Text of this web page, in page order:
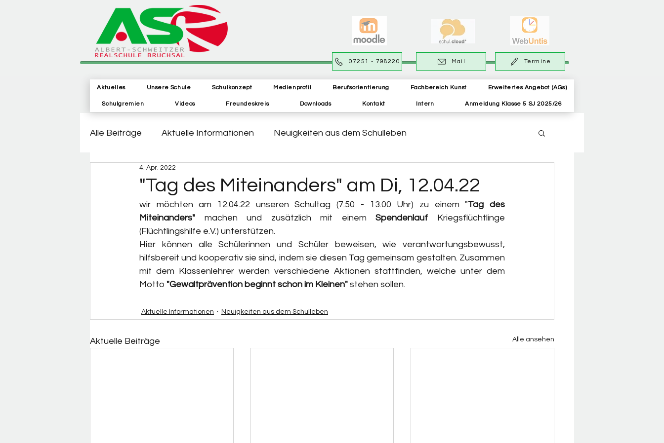
Termine
07251 - 798220 Mail
Aktuelles Unsere Schule Schulkonzept Medienprofil Berufsorientierung Fachbereich Kunst Erweitertes Angebot (AGs)
Schulgremien Videos Freundeskreis Downloads Kontakt Intern Anmeldung Klasse 5 SJ 2025/26
Alle Beiträge Aktuelle Informationen Neuigkeiten aus dem Schulleben
"Tag des Miteinanders" am Di, 12.04.22
4. Apr. 2022
wir möchten am 12.04.22 unseren Schultag (7.50 - 13.00 Uhr) zu einem "Tag des
Miteinanders" machen und zusätzlich mit einem Spendenlauf Kriegsflüchtlinge
(Flüchtlingshilfe e.V.) unterstützen.
Hier können alle Schülerinnen und Schüler beweisen, wie verantwortungsbewusst,
hilfsbereit und kooperativ sie sind, indem sie diesen Tag gemeinsam gestalten. Zusammen
mit dem Klassenlehrer werden verschiedene Aktionen stattfinden, welche unter dem
Motto "Gewaltprävention beginnt schon im Kleinen" stehen sollen.
Aktuelle Informationen Neuigkeiten aus dem Schulleben
Aktuelle Beiträge Alle ansehen